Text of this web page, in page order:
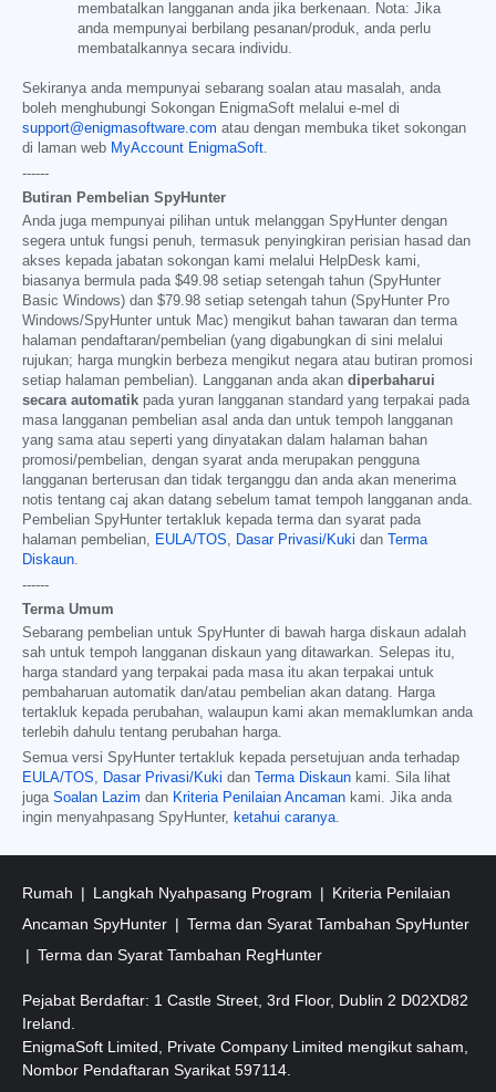
membatalkan langganan anda jika berkenaan. Nota: Jika
anda mempunyai berbilang pesanan/produk, anda perlu
membatalkannya secara individu.
Sekiranya anda mempunyai sebarang soalan atau masalah, anda
boleh menghubungi Sokongan EnigmaSoft melalui e-mel di
support@enigmasoftware.com atau dengan membuka tiket sokongan
di laman web MyAccount EnigmaSoft.
------
Butiran Pembelian SpyHunter
Anda juga mempunyai pilihan untuk melanggan SpyHunter dengan
segera untuk fungsi penuh, termasuk penyingkiran perisian hasad dan
akses kepada jabatan sokongan kami melalui HelpDesk kami,
biasanya bermula pada $49.98 setiap setengah tahun (SpyHunter
Basic Windows) dan $79.98 setiap setengah tahun (SpyHunter Pro
Windows/SpyHunter untuk Mac) mengikut bahan tawaran dan terma
halaman pendaftaran/pembelian (yang digabungkan di sini melalui
rujukan; harga mungkin berbeza mengikut negara atau butiran promosi
setiap halaman pembelian). Langganan anda akan diperbaharui
secara automatik pada yuran langganan standard yang terpakai pada
masa langganan pembelian asal anda dan untuk tempoh langganan
yang sama atau seperti yang dinyatakan dalam halaman bahan
promosi/pembelian, dengan syarat anda merupakan pengguna
langganan berterusan dan tidak terganggu dan anda akan menerima
notis tentang caj akan datang sebelum tamat tempoh langganan anda.
Pembelian SpyHunter tertakluk kepada terma dan syarat pada
halaman pembelian, EULA/TOS, Dasar Privasi/Kuki dan
Terma
Diskaun.
------
Terma Umum
Sebarang pembelian untuk SpyHunter di bawah harga diskaun adalah
sah untuk tempoh langganan diskaun yang ditawarkan. Selepas itu,
harga standard yang terpakai pada masa itu akan terpakai untuk
pembaharuan automatik dan/atau pembelian akan datang. Harga
tertakluk kepada perubahan, walaupun kami akan memaklumkan anda
terlebih dahulu tentang perubahan harga.
Semua versi SpyHunter tertakluk kepada persetujuan anda terhadap
EULA/TOS, Dasar Privasi/Kuki dan Terma Diskaun kami. Sila lihat
juga Soalan Lazim dan Kriteria Penilaian Ancaman kami. Jika anda
ingin menyahpasang SpyHunter, ketahui caranya.
Rumah Langkah Nyahpasang Program
Kriteria Penilaian
Ancaman SpyHunter
Terma dan Syarat Tambahan SpyHunter
Terma dan Syarat Tambahan RegHunter
Pejabat Berdaftar: 1 Castle Street, 3rd Floor, Dublin 2 D02XD82
Ireland.
EnigmaSoft Limited, Private Company Limited mengikut saham,
Nombor Pendaftaran Syarikat 597114.